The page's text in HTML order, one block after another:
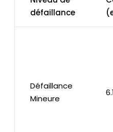
défaillance
Défaillance
Mineure